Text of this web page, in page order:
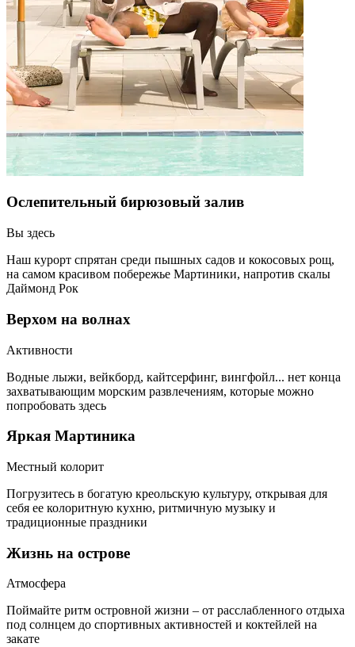
Ослепительный бирюзовый залив
Вы здесь
Наш курорт спрятан среди пышных садов и кокосовых рощ,
на самом красивом побережье Мартиники, напротив скалы
Даймонд Рок
Верхом на волнах
Активности
Водные лыжи, вейкборд, кайтсерфинг, вингфойл... нет конца
захватывающим морским развлечениям, которые можно
попробовать здесь
Яркая Мартиника
Местный колорит
Погрузитесь в богатую креольскую культуру, открывая для
себя ее колоритную кухню, ритмичную музыку и
традиционные праздники
Жизнь на острове
Атмосфера
Поймайте ритм островной жизни – от расслабленного отдыха
под солнцем до спортивных активностей и коктейлей на
закате